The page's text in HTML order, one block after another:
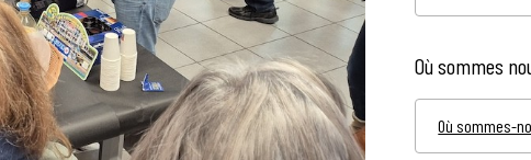
Où sommes
Où sommes-